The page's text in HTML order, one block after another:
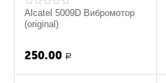
Alcatel 5009D Вибромотор
(original)
250.00 Р